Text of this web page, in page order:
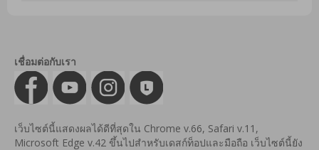
เชื่อมต่อกับเรา
เว็บไซต์นี้แสดงผลได้ดีที่สุดใน Chrome v.66, Safari v.11,
Microsoft Edge v.42 ขึ้นไปสำหรับเดสก์ท็อปและมือถือ เว็บไซต์นี้ยัง